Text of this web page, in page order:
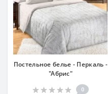
Постельное белье - Перкаль -
"Абрис"
0